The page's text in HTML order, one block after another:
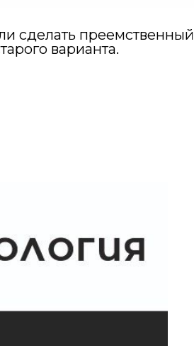
сделать преемственный
варианта.